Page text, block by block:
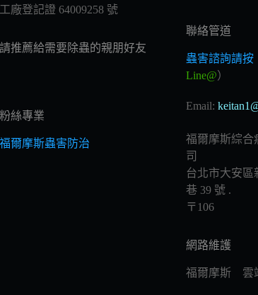
工廠登記證 64009258 號
請推薦給需要除蟲的親朋好友
粉絲專業
福爾摩斯蟲害防治
聯絡管道
蟲害諮詢請按
Line@）
Email:
福爾摩斯綜合
司
台北市大安區
巷 39 號 .
〒106
網路維護
福爾摩斯 雲